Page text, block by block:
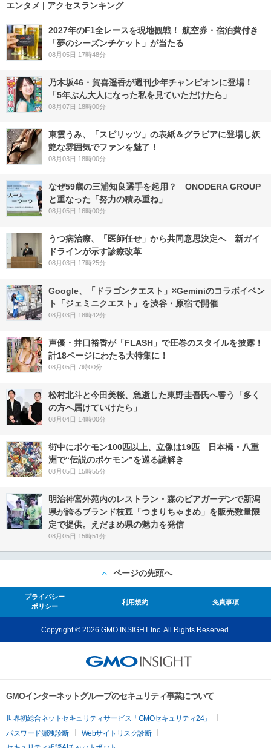
エンタメ | アクセスランキング
2027年のF1全レースを現地観戦！ 航空券・宿泊費付き
「夢のシーズンチケット」が当たる
08月05日 17時48分
乃木坂46・賀喜遥香が週刊少年チャンピオンに登場！
「5年ぶん大人になった私を見ていただけたら」
08月07日 18時00分
東雲うみ、「スピリッツ」の表紙＆グラビアに登場し妖
艶な雰囲気でファンを魅了！
08月03日 18時00分
なぜ59歳の三浦知良選手を起用？ ONODERA GROUP
と重なった「努力の積み重ね」
08月05日 16時00分
うつ病治療、「医師任せ」から共同意思決定へ 新ガイ
ドラインが示す診療改革
08月03日 17時25分
Google、「ドラゴンクエスト」×Geminiのコラボイベン
ト「ジェミニクエスト」を渋谷・原宿で開催
08月03日 18時42分
声優・井口裕香が「FLASH」で圧巻のスタイルを披露！
計18ページにわたる大特集に！
08月05日 7時00分
松村北斗と今田美桜、急逝した東野圭吾氏へ誓う「多く
の方へ届けていけたら」
08月04日 14時00分
街中にポケモン100匹以上、立像は19匹 日本橋・八重
洲で“伝説のポケモン”を巡る謎解き
08月05日 15時55分
明治神宮外苑内のレストラン・森のビアガーデンで新潟
県が誇るブランド枝豆「つまりちゃまめ」を販売数量限
定で提供。えだまめ県の魅力を発信
08月05日 15時51分
ページの先頭へ
プライバシー
ポリシー
利用規約 免責事項
Copyright © 2026 GMO INSIGHT Inc. All Rights Reserved.
GMOインターネットグループのセキュリティ事業について
世界初総合ネットセキュリティサービス「GMOセキュリティ24」
パスワード漏洩診断
Webサイトリスク診断